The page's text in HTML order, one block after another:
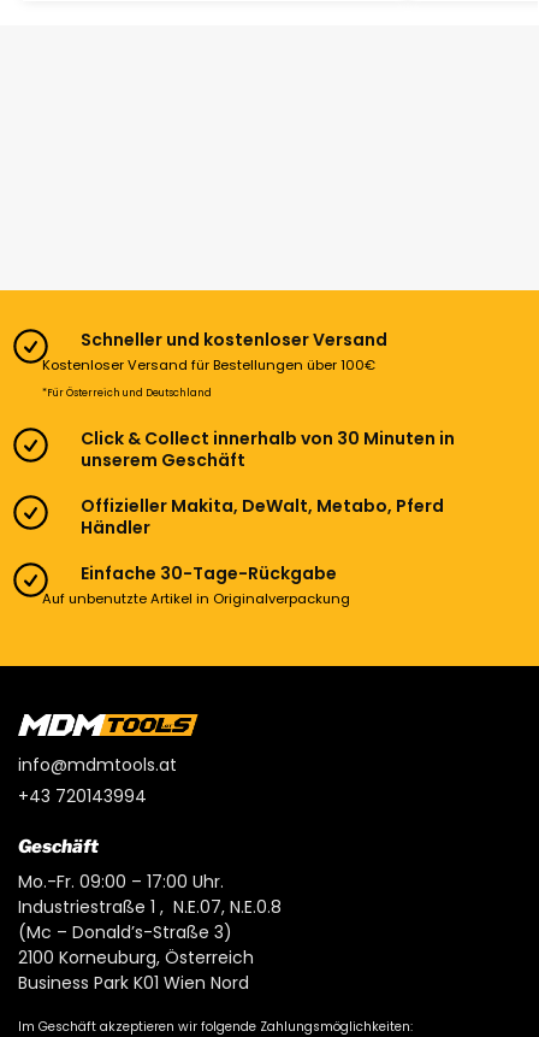
Schneller und kostenloser Versand
Kostenloser Versand für Bestellungen über 100€
*Für Österreich und Deutschland
Click & Collect innerhalb von 30 Minuten in
unserem Geschäft
Offizieller Makita, DeWalt, Metabo, Pferd
Händler
Einfache 30-Tage-Rückgabe
Auf unbenutzte Artikel in Originalverpackung
info@mdmtools.at
+43 720143994
Geschäft
Mo.-Fr. 09:00 – 17:00 Uhr.
Industriestraße 1 , N.E.07, N.E.0.8
(Mc – Donald’s-Straße 3)
2100 Korneuburg, Österreich
Business Park K01 Wien Nord
Im Geschäft akzeptieren wir folgende Zahlungsmöglichkeiten: